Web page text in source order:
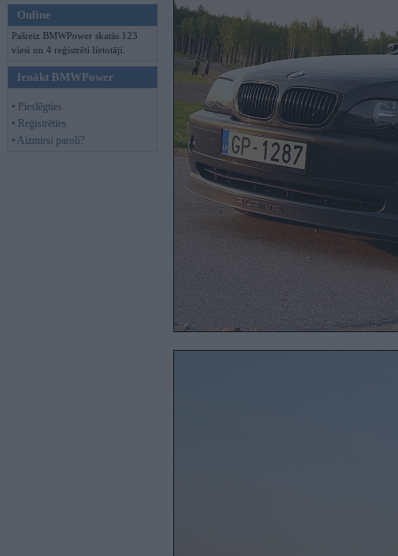
Online
Pašreiz BMWPower skatās 123
viesi un 4 reģistrēti lietotāji.
Ienākt BMWPower
• Pieslēgties
• Reģistrēties
• Aizmirsi paroli?